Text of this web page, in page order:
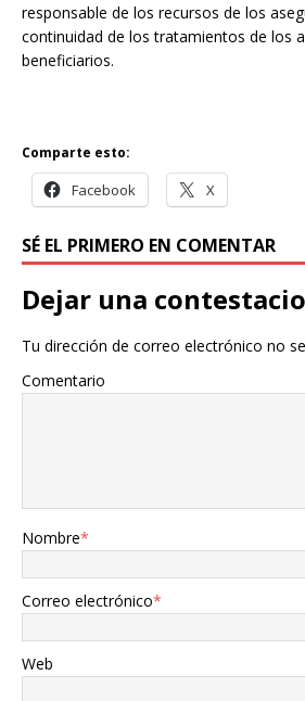
responsable de los recursos de los
continuidad de los tratamientos de los
beneficiarios.
Comparte esto:
Facebook X
SÉ EL PRIMERO EN COMENTAR
Dejar una
Tu dirección de correo electrónico no
Comentario
Nombre*
Correo electrónico*
Web